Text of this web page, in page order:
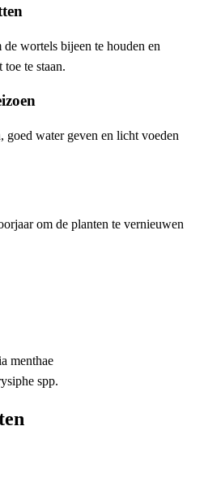
wortels bijeen te houden en
te staan.
goed water geven en licht voeden
om de planten te vernieuwen
menthae
spp.